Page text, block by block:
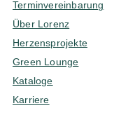
Terminvereinbarung
Über Lorenz
Herzensprojekte
Green Lounge
Kataloge
Karriere